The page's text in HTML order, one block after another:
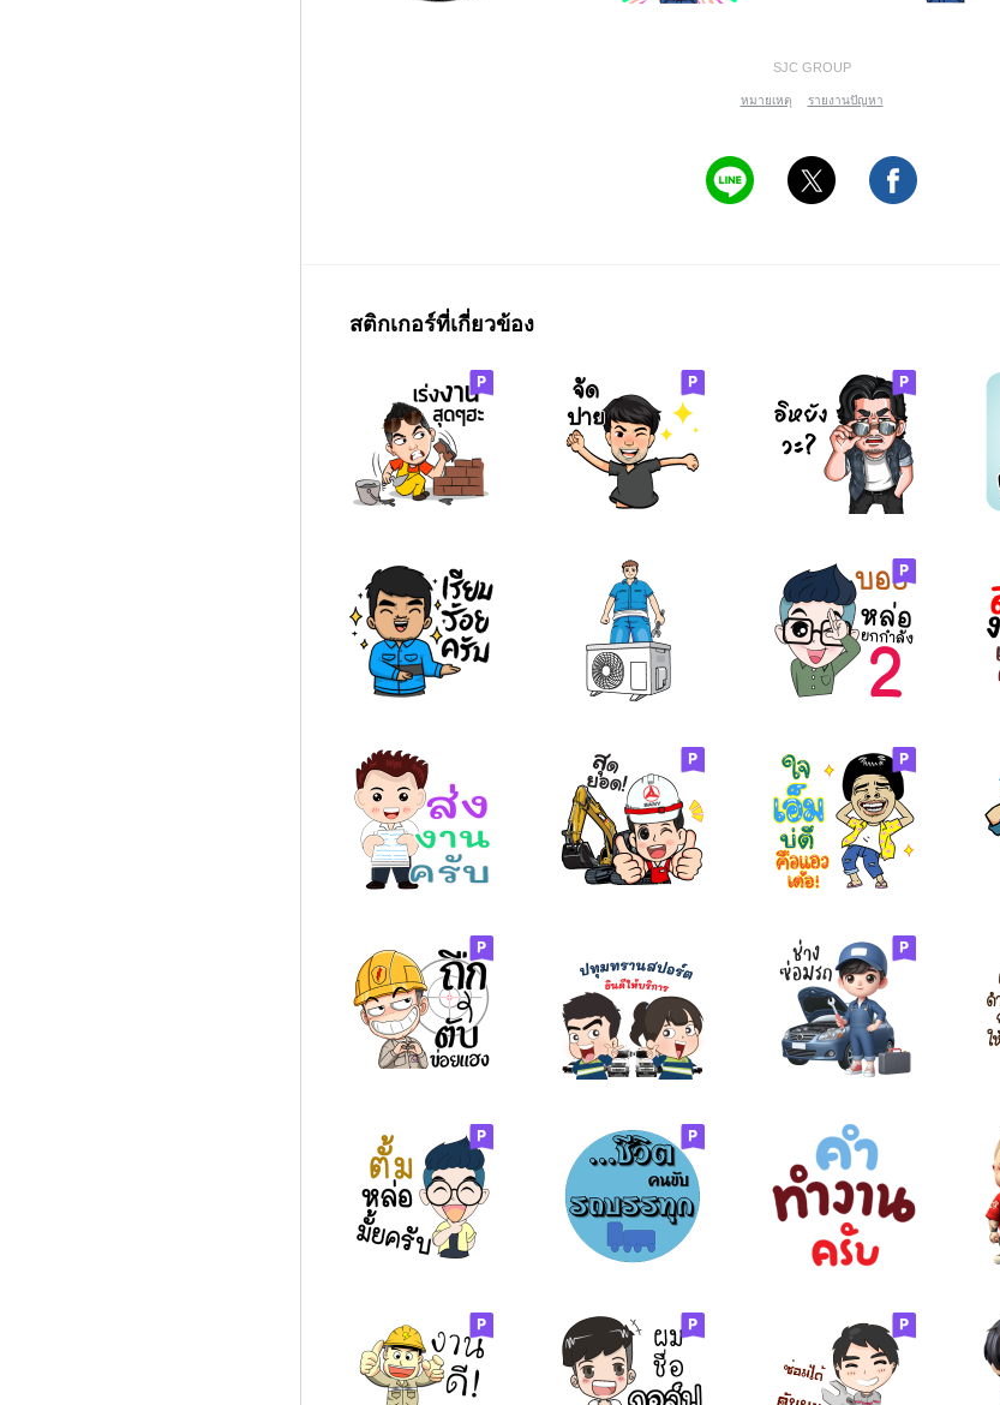
SJC GROUP
หมายเหตุ รายงานปัญหา
สติกเกอร์ที่เกี่ยวข้อง